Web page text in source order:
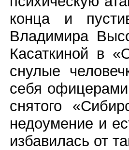
конца и
Владимира
Касаткиной в
снулые
себя
снятого
недоумение и
избавилась от